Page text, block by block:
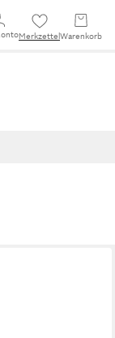
Merkzettel Warenkorb